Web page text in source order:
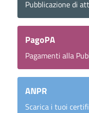
Pubblicazione di
PagoPA
Pagamenti alla
ANPR
Scarica i tuoi